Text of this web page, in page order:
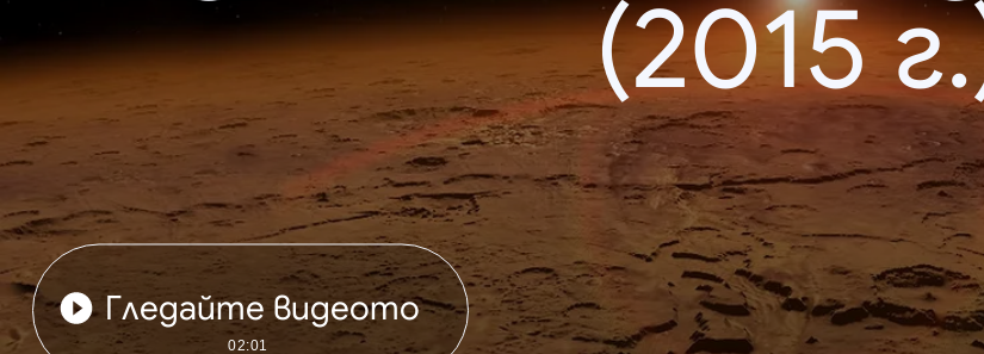
(2015
Гледайте видеото
02:01